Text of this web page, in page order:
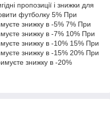
пропозиції і знижки для
футболку 5% При
знижку в -5% 7% При
знижку в -7% 10% При
знижку в -10% 15% При
знижку в -15% 20% При
знижку в -20%